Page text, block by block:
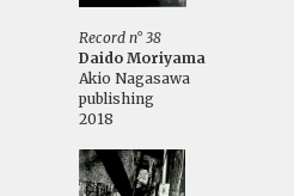
Record n° 38
Daido Moriyama
Akio Nagasawa
publishing
2018